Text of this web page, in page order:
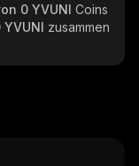
0 YVUNI Coins
YVUNI zusammen